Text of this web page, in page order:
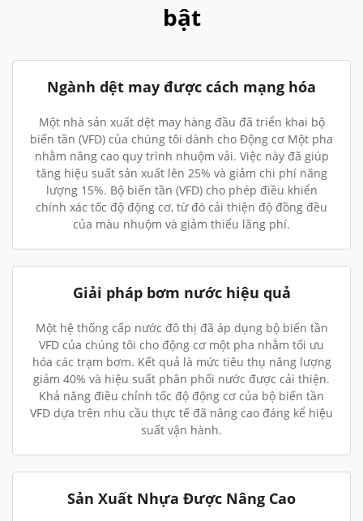
bật
Ngành dệt may được cách mạng hóa
Một nhà sản xuất dệt may hàng đầu đã triển khai bộ
biến tần (VFD) của chúng tôi dành cho Động cơ Một pha
nhằm nâng cao quy trình nhuộm vải. Việc này đã giúp
tăng hiệu suất sản xuất lên 25% và giảm chi phí năng
lượng 15%. Bộ biến tần (VFD) cho phép điều khiển
chính xác tốc độ động cơ, từ đó cải thiện độ đồng đều
của màu nhuộm và giảm thiểu lãng phí.
Giải pháp bơm nước hiệu quả
Một hệ thống cấp nước đô thị đã áp dụng bộ biến tần
VFD của chúng tôi cho động cơ một pha nhằm tối ưu
hóa các trạm bơm. Kết quả là mức tiêu thụ năng lượng
giảm 40% và hiệu suất phân phối nước được cải thiện.
Khả năng điều chỉnh tốc độ động cơ của bộ biến tần
VFD dựa trên nhu cầu thực tế đã nâng cao đáng kể hiệu
suất vận hành.
Sản Xuất Nhựa Được Nâng Cao